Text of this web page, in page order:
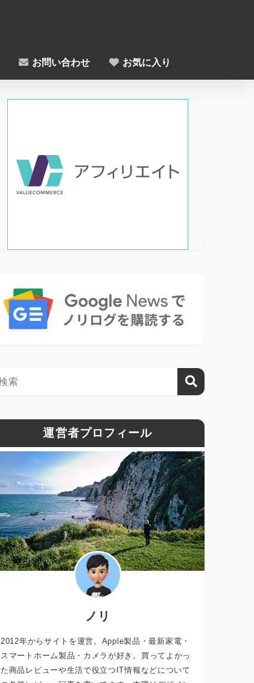
お問い合わせ お気に入り
運営者プロフィール
ノリ
2012年からサイトを運営。Apple製品・最新家電・
スマートホーム製品・カメラが好き。買ってよかっ
た商品レビューや生活で役立つIT情報などについて